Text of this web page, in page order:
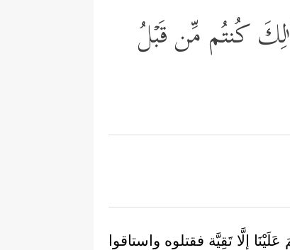
ٰ⁠لِكَ كُنتُم مِّن قَبۡلُ
إلَّا تَقِيَّة فقتلوه واستاقوا